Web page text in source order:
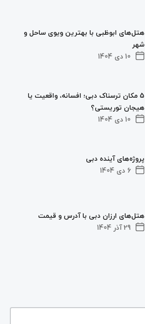
10 دی 1404
هتل‌های ابوظبی با بهترین ویوی ساحل و
شهر
10 دی 1404
5 مکان‌ ترسناک دبی؛ افسانه، واقعیت یا
هیجان توریستی؟
6 دی 1404
پروژه‌های آینده دبی
29 آذر 1404
هتل‌های ارزان دبی با آدرس و قیمت